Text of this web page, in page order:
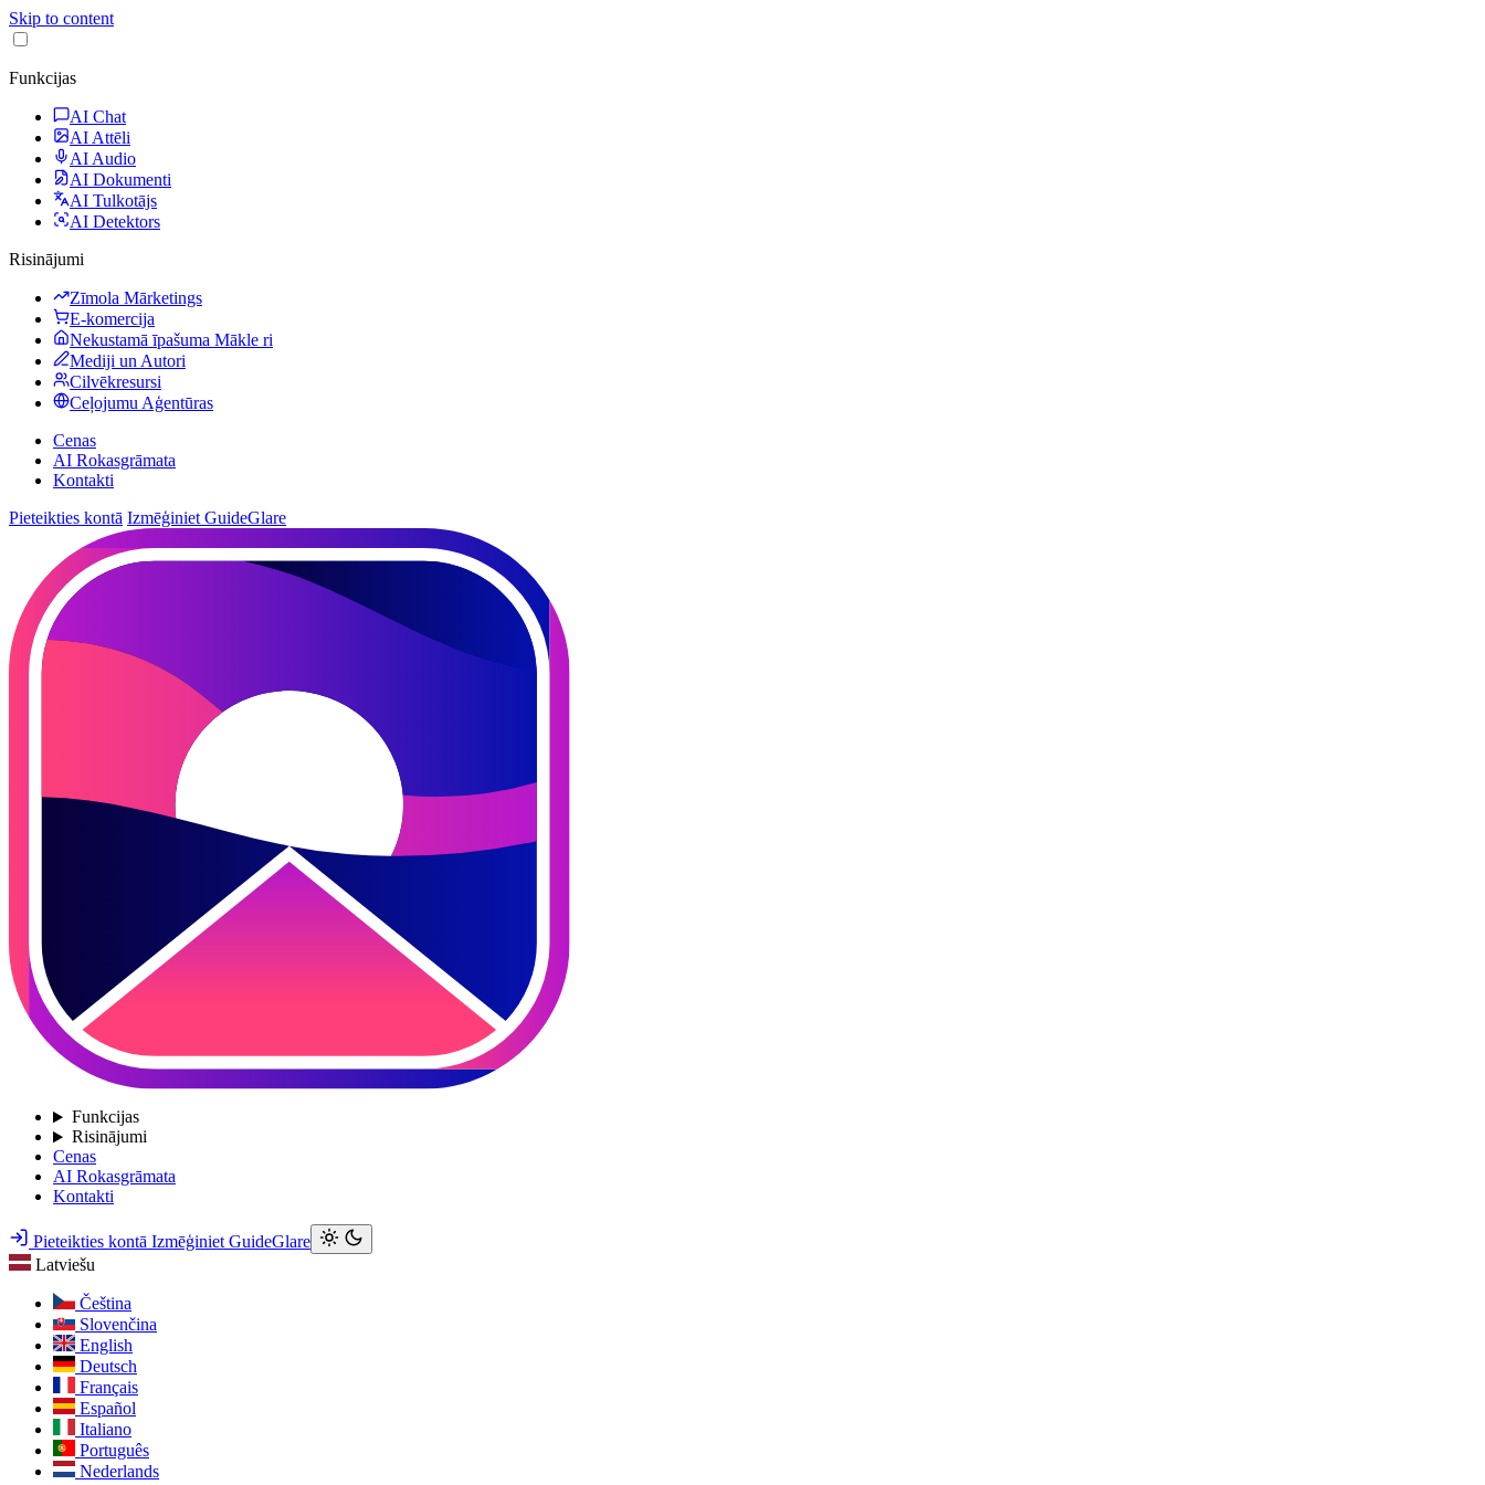
Skip to content
Funkcijas
AI Chat
AI Attēli
AI Audio
AI Dokumenti
AI Tulkotājs
AI Detektors
Risinājumi
Zīmola Mārketings
E-komercija
Nekustamā īpašuma Mākle ri
Mediji un Autori
Cilvēkresursi
Ceļojumu Aģentūras
Cenas
AI Rokasgrāmata
Kontakti
Pieteikties kontā Izmēģiniet GuideGlare
Funkcijas
Risinājumi
Cenas
AI Rokasgrāmata
Kontakti
Pieteikties kontā Izmēģiniet GuideGlare
Latviešu
Čeština
Slovenčina
English
Deutsch
Français
Español
Italiano
Português
Nederlands